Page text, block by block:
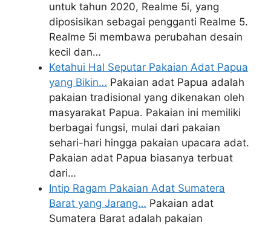
untuk tahun 2020, Realme 5i, yang
diposisikan sebagai pengganti Realme 5.
Realme 5i membawa perubahan desain
kecil dan…
Ketahui Hal Seputar Pakaian Adat Papua
yang Bikin… Pakaian adat Papua adalah
pakaian tradisional yang dikenakan oleh
masyarakat Papua. Pakaian ini memiliki
berbagai fungsi, mulai dari pakaian
sehari-hari hingga pakaian upacara adat.
Pakaian adat Papua biasanya terbuat
dari…
Intip Ragam Pakaian Adat Sumatera
Barat yang Jarang… Pakaian adat
Sumatera Barat adalah pakaian